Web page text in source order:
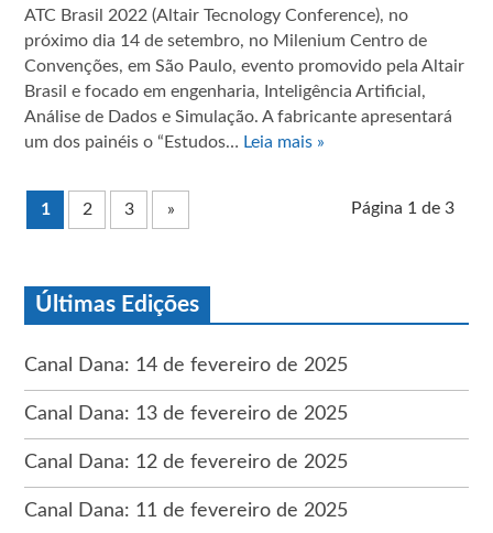
ATC Brasil 2022 (Altair Tecnology Conference), no
próximo dia 14 de setembro, no Milenium Centro de
Convenções, em São Paulo, evento promovido pela Altair
Brasil e focado em engenharia, Inteligência Artificial,
Análise de Dados e Simulação. A fabricante apresentará
um dos painéis o “Estudos… Leia mais »
Página 1 de 3
1 2 3 »
Últimas Edições
Canal Dana: 14 de fevereiro de 2025
Canal Dana: 13 de fevereiro de 2025
Canal Dana: 12 de fevereiro de 2025
Canal Dana: 11 de fevereiro de 2025